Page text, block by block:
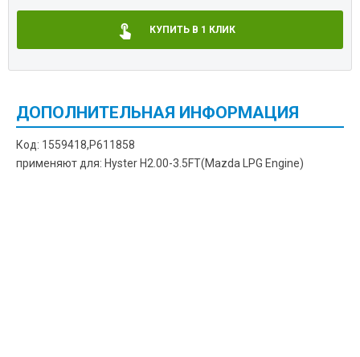
КУПИТЬ В 1 КЛИК
ДОПОЛНИТЕЛЬНАЯ ИНФОРМАЦИЯ
Код: 1559418,P611858
применяют для: Hyster H2.00-3.5FT(Mazda LPG Engine)